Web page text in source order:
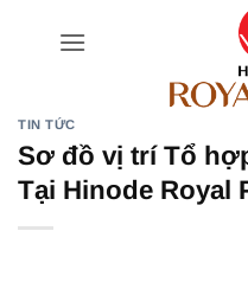
TIN TỨC
Sơ đồ vị trí Tổ
Tại Hinode Royal